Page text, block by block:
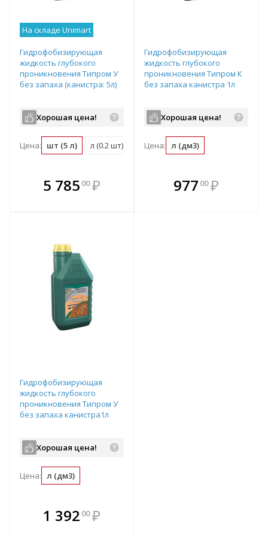
На складе Unimart
Гидрофобизирующая
жидкость глубокого
проникновения Типром У
без запаха (канистра: 5л)
Хорошая цена!
Цена: шт (5 л) л (0.2 шт)
5 785 00 ₽
В комплекте
всегда выгоднее!
Гидрофобизирующая
жидкость глубокого
проникновения Типром К
без запаха канистра 1л
Хорошая цена!
Цена: л (дм3)
В комплекте
всегда выгоднее!
977 00 ₽
Гидрофобизирующая
жидкость глубокого
проникновения Типром У
без запаха канистра1л
Хорошая цена!
Цена: л (дм3)
1 392 00 ₽